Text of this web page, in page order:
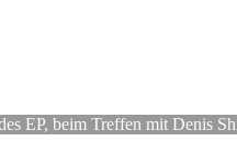
EP, beim Treffen mit Denis